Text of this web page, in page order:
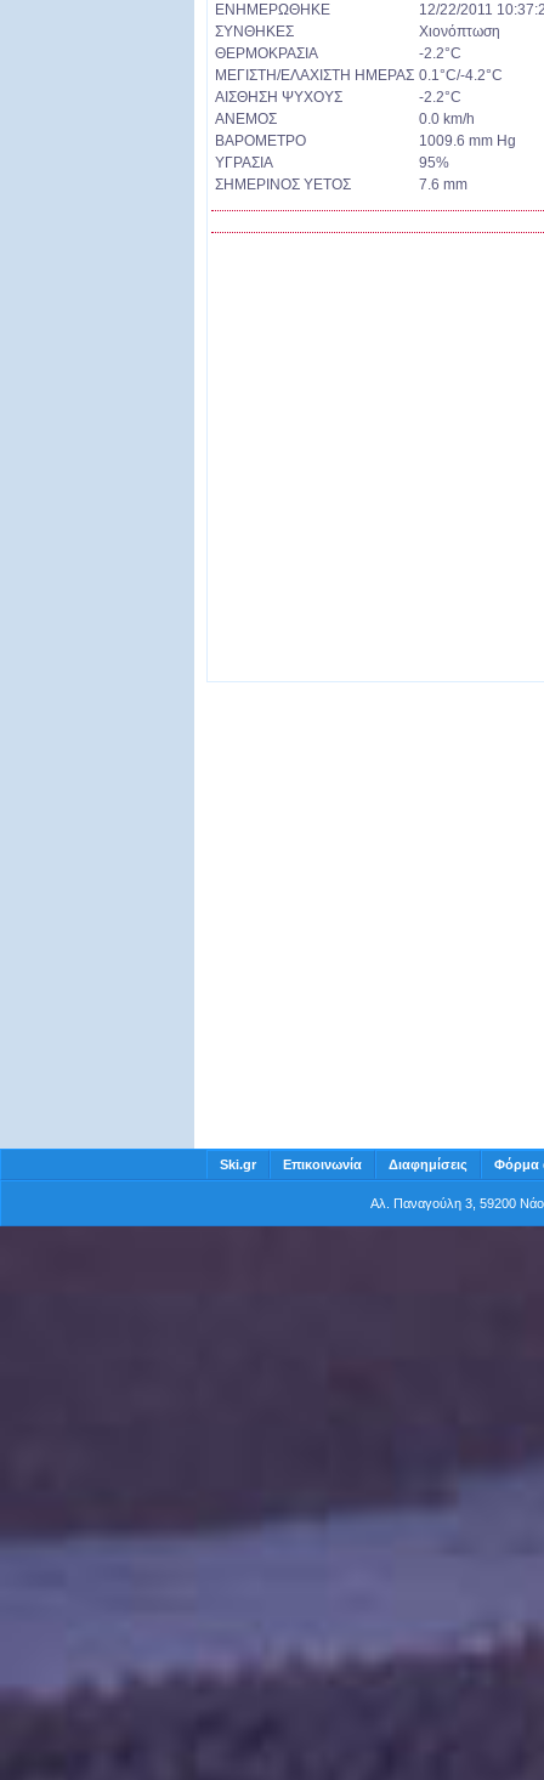
ΕΝΗΜΕΡΩΘΗΚΕ
12/22/2011
ΣΥΝΘΗΚΕΣ
Χιονόπτωση
ΘΕΡΜΟΚΡΑΣΙΑ
-2.2°C
ΜΕΓΙΣΤΗ/ΕΛΑΧΙΣΤΗ ΗΜΕΡΑΣ 0.1°C/-4.2°C
ΑΙΣΘΗΣΗ ΨΥΧΟΥΣ
-2.2°C
ΑΝΕΜΟΣ
0.0 km/h
ΒΑΡΟΜΕΤΡΟ
1009.6 mm Hg
ΥΓΡΑΣΙΑ
95%
ΣΗΜΕΡΙΝΟΣ ΥΕΤΟΣ
7.6 mm
Ski.gr Επικοινωνία Διαφημίσεις Φόρμα
Αλ. Παναγούλη 3, 59200